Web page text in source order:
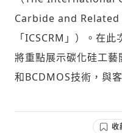
Carbide and
「ICSCRM」）。在
將重點展示碳化硅工
和BCDMOS技術，與
收